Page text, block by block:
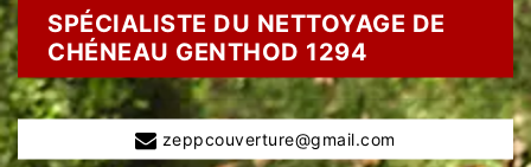
SPÉCIALISTE DU NETTOYAGE DE
CHÉNEAU GENTHOD 1294
zeppcouverture@gmail.com